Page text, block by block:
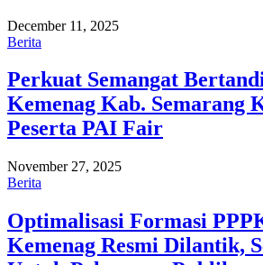
December 11, 2025
Berita
Perkuat Semangat
Kemenag Kab. Semarang
Peserta PAI Fair
November 27, 2025
Berita
Optimalisasi Formasi
Kemenag Resmi Dilantik,